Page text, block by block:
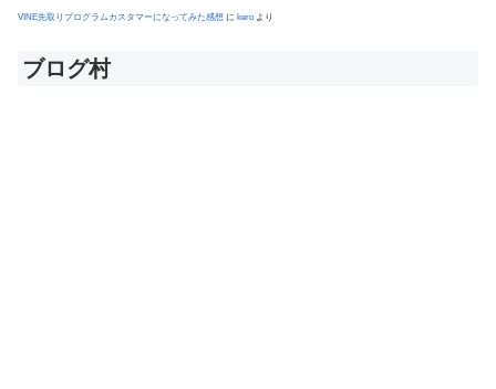
VINE先取りプログラムカスタマーになってみた感想 に kero より
ブログ村